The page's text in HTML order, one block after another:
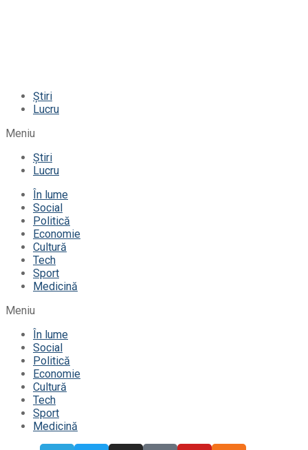
Știri
Lucru
Meniu
Știri
Lucru
În lume
Social
Politică
Economie
Cultură
Tech
Sport
Medicină
Meniu
În lume
Social
Politică
Economie
Cultură
Tech
Sport
Medicină